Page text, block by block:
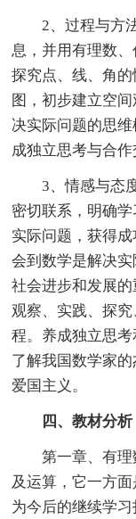
2、过程与方法
息，并用有理数
探究点、线、角
图，初步建立空
决实际问题的思
成独立思考与合作
3、情感与态度
密切联系，明确
实际问题，获得
会到数学是解决
社会进步和发展
观察、实践、探
程。养成独立思考
了解我国数学家
爱国主义。
四、教材分析
第一章、有理
及运算，它一方
为今后的继续学